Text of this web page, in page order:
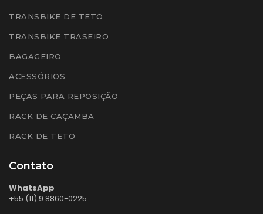
TRANSBIKE DE TETO
TRANSBIKE TRASEIRO
BAGAGEIRO
ACESSÓRIOS
PEÇAS PARA REPOSIÇÃO
RACK DE CAÇAMBA
RACK DE TETO
Contato
WhatsApp
+55 (11) 9 8860-0225